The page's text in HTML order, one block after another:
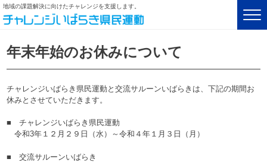
地域の課題解決に向けたチャレンジを支援します。
年末年始のお休みについて
チャレンジいばらき県民運動と交流サルーンいばらきは、下記の期間お
休みとさせていただきます。
■ チャレンジいばらき県民運動
令和3年１２月２９日（水）～令和４年１月３日（月）
■ 交流サルーンいばらき